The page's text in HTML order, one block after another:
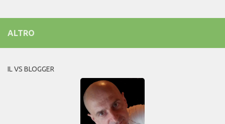
ALTRO
IL VS BLOGGER